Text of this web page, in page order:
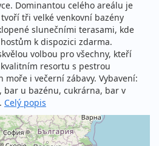
Dominantou celého areálu je
tři velké venkovní bazény
slunečními terasami, kde
k dispozici zdarma.
volbou pro všechny, kteří
resortu s pestrou
moře i večerní zábavy. Vybavení:
bar u bazénu, cukrárna, bar v
Celý popis